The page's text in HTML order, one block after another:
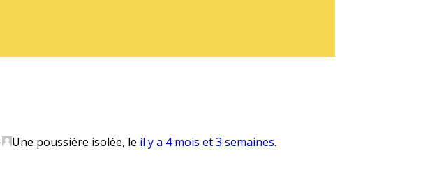
Une poussière isolée, le il y a 4 mois et 3 semaines.